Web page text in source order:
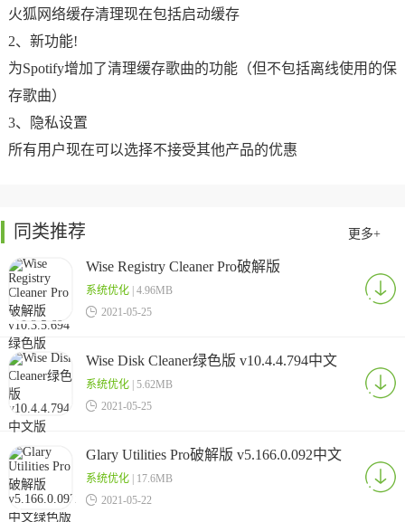
火狐网络缓存清理现在包括启动缓存
2、新功能!
为Spotify增加了清理缓存歌曲的功能（但不包括离线使用的保
存歌曲）
3、隐私设置
所有用户现在可以选择不接受其他产品的优惠
同类推荐 更多+
Wise Registry Cleaner Pro破解版
v10.3.5.694绿色版
系统优化| 4.96MB
 2021-05-25
Wise Disk Cleaner绿色版 v10.4.4.794中文
版
系统优化| 5.62MB
 2021-05-25
Glary Utilities Pro破解版 v5.166.0.092中文
绿色版
系统优化| 17.6MB
 2021-05-22